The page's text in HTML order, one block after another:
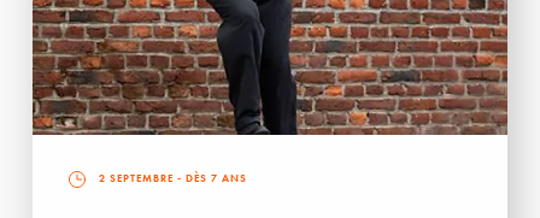
2 SEPTEMBRE - DÈS 7 ANS